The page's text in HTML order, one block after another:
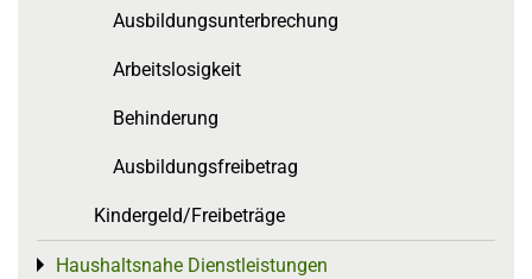
Ausbildungsunterbrechung
Arbeitslosigkeit
Behinderung
Ausbildungsfreibetrag
Kindergeld/Freibeträge
Haushaltsnahe Dienstleistungen
Toggle menu